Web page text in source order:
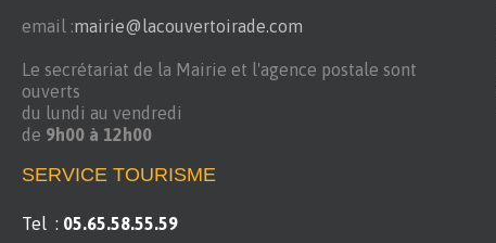
email :mairie@lacouvertoirade.com
Le secrétariat de la Mairie et l'agence postale sont
ouverts
du lundi au vendredi
de 9h00 à 12h00
SERVICE TOURISME
Tel : 05.65.58.55.59